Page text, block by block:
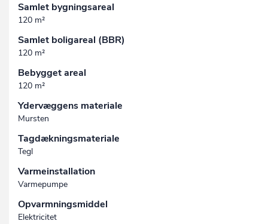
Samlet bygningsareal
120 m²
Samlet boligareal (BBR)
120 m²
Bebygget areal
120 m²
Ydervæggens materiale
Mursten
Tagdækningsmateriale
Tegl
Varmeinstallation
Varmepumpe
Opvarmningsmiddel
Elektricitet